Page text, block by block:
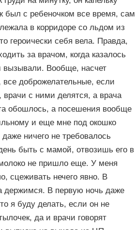
был с ребеночком все время, сам
в корридоре со льдом из
героически себя вела. Правда,
за врачом, когда казалось
вызывали. Вообще, насчет
все доброжелательные, если
врачи с ними делятся, а врача
обошлось, а посешения вообще
и еще мне под окошко
ничего не требовалось
быть с мамой, отвозишь его в
не пришло еще. У меня
сцеживать нечего явно. В
держимся. В первую ночь даже
я буду делать, если он не
да и врачи говорят